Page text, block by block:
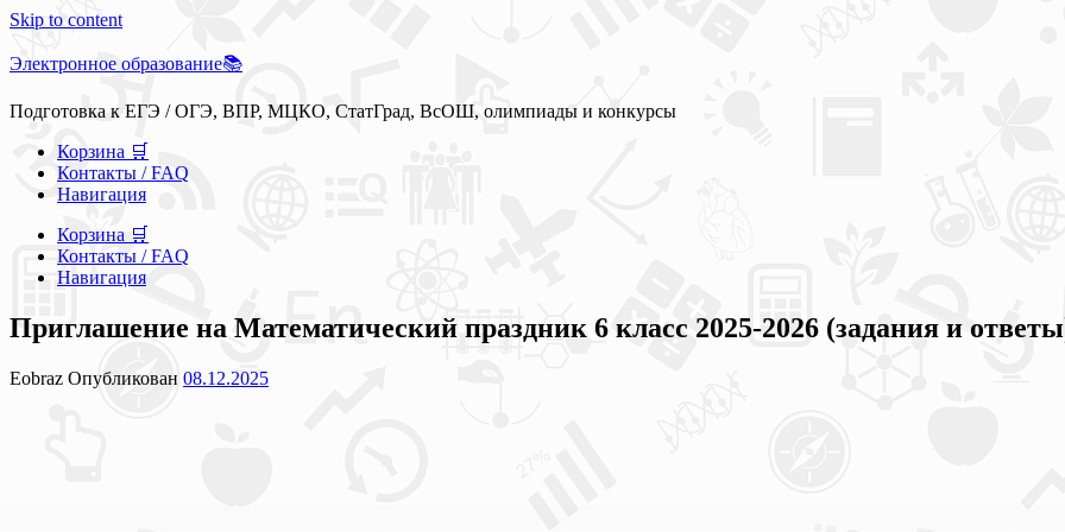
Skip to content
Электронное образование📚
Подготовка к ЕГЭ / ОГЭ, ВПР, МЦКО, СтатГрад, ВсОШ, олимпиады и конкурсы
Корзина 🛒
Контакты / FAQ
Навигация
Корзина 🛒
Контакты / FAQ
Навигация
Приглашение на Математический праздник 6 класс 2025-2026 (задания и
Eobraz Опубликован 08.12.2025